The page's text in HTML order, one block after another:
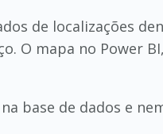
de localizações
O mapa no Power
base de dados e